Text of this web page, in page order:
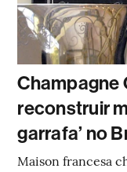
Champagne
reconstruir
garrafa’ no
Maison francesa